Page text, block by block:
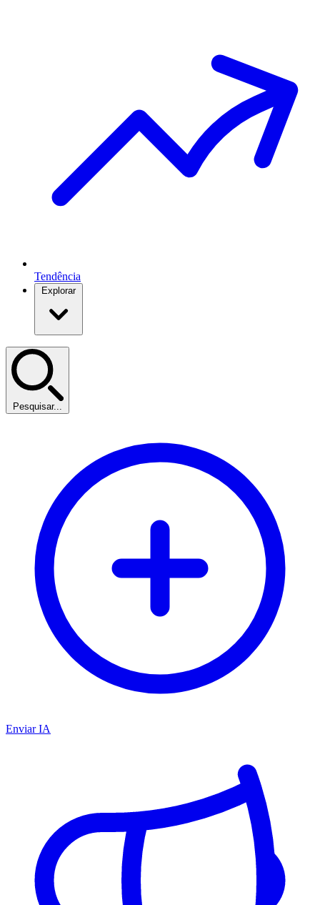
Tendência
Explorar
Pesquisar...
Enviar IA